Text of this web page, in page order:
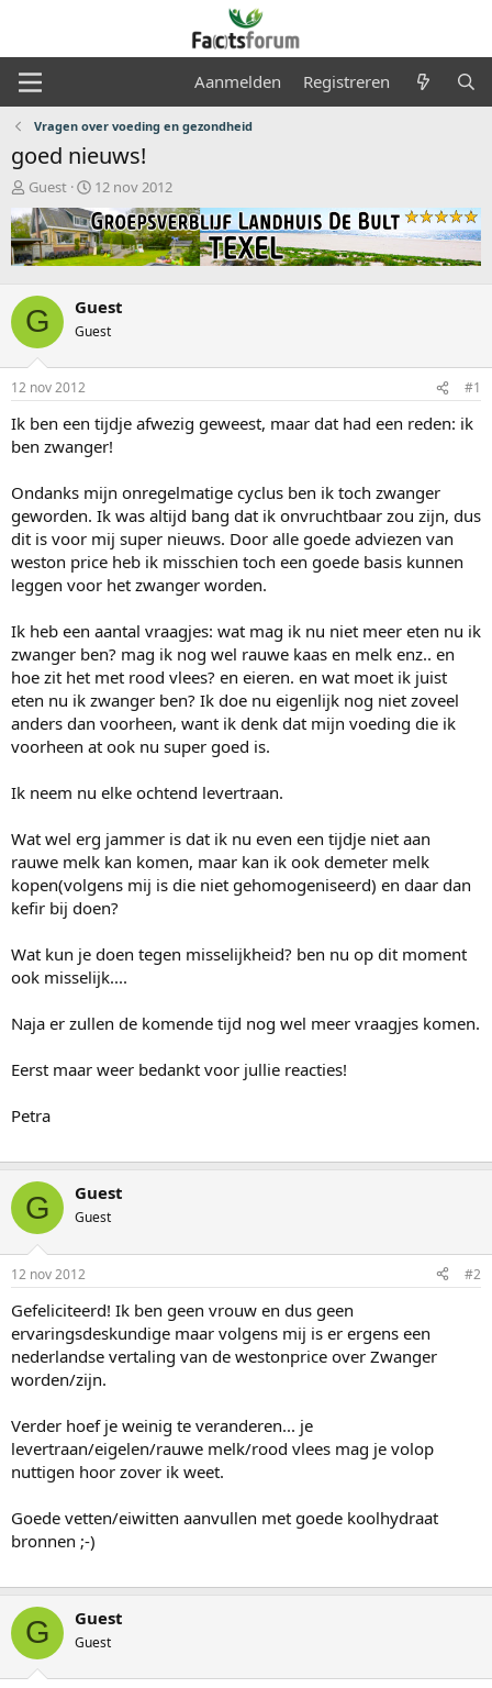
Aanmelden Registreren
Vragen over voeding en gezondheid
goed nieuws!
O
n
d
e
r
e
r
p
s
t
a
r
t
Guest
S
a
r
t
a
t
m
12 nov 2012
G Guest
Guest
12 nov 2012 #1
Ik ben een tijdje afwezig geweest, maar dat had een reden: ik
ben zwanger!
Ondanks mijn onregelmatige cyclus ben ik toch zwanger
geworden. Ik was altijd bang dat ik onvruchtbaar zou zijn, dus
dit is voor mij super nieuws. Door alle goede adviezen van
weston price heb ik misschien toch een goede basis kunnen
leggen voor het zwanger worden.
Ik heb een aantal vraagjes: wat mag ik nu niet meer eten nu ik
zwanger ben? mag ik nog wel rauwe kaas en melk enz.. en
hoe zit het met rood vlees? en eieren. en wat moet ik juist
eten nu ik zwanger ben? Ik doe nu eigenlijk nog niet zoveel
anders dan voorheen, want ik denk dat mijn voeding die ik
voorheen at ook nu super goed is.
Ik neem nu elke ochtend levertraan.
Wat wel erg jammer is dat ik nu even een tijdje niet aan
rauwe melk kan komen, maar kan ik ook demeter melk
kopen(volgens mij is die niet gehomogeniseerd) en daar dan
kefir bij doen?
Wat kun je doen tegen misselijkheid? ben nu op dit moment
ook misselijk....
Naja er zullen de komende tijd nog wel meer vraagjes komen.
Eerst maar weer bedankt voor jullie reacties!
Petra
G Guest
Guest
12 nov 2012 #2
Gefeliciteerd! Ik ben geen vrouw en dus geen
ervaringsdeskundige maar volgens mij is er ergens een
nederlandse vertaling van de westonprice over Zwanger
worden/zijn.
Verder hoef je weinig te veranderen... je
levertraan/eigelen/rauwe melk/rood vlees mag je volop
nuttigen hoor zover ik weet.
Goede vetten/eiwitten aanvullen met goede koolhydraat
bronnen ;-)
G Guest
Guest